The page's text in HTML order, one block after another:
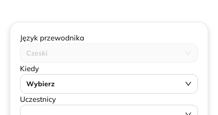
Język przewodnika
Czeski
Kiedy
Wybierz
Uczestnicy